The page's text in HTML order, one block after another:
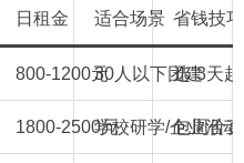
日租金 适合场景 省钱技巧
800-1200元30人以下团建
选”3天
1800-2500元学校研学/企业活动
包周价